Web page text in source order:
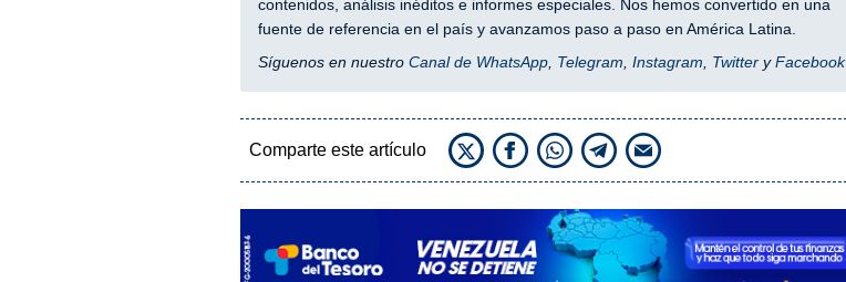
contenidos, análisis inéditos e informes especiales. Nos hemos convertido en una
fuente de referencia en el país y avanzamos paso a paso en América Latina.
Síguenos en nuestro Canal de WhatsApp, Telegram, Instagram, TwitteryFacebook
Comparte este artículo